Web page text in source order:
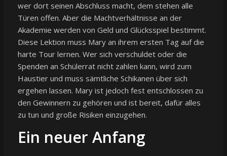
wer dort seinen Abschluss macht, dem stehen alle
Türen offen. Aber die Machtverhältnisse an der
Akademie werden von Geld und Glücksspiel bestimmt.
Diese Lektion muss Mary an ihrem ersten Tag auf die
harte Tour lernen. Wer sich verschuldet oder die
Spenden an Schülerrat nicht zahlen kann, wird zum
Haustier und muss sämtliche Schikanen über sich
ergehen lassen. Mary ist jedoch fest entschlossen zu
den Gewinnern zu gehören und ist bereit, dafür alles
zu tun und große Risiken einzugehen.
Ein neuer Anfang